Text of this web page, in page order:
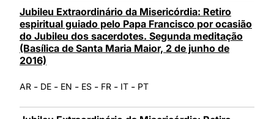
Jubileu Extraordinário da Misericórdia: Retiro
espiritual guiado pelo Papa Francisco por ocasião
do Jubileu dos sacerdotes. Segunda meditação
(Basílica de Santa Maria Maior, 2 de junho de
2016)
AR - DE - EN - ES - FR - IT - PT